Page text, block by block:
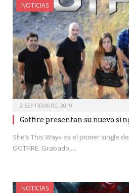
NOTICIAS
2 SEPTIEMBRE, 2019
Gotfire presentan su nuevo
She’s This Way» es el primer single
GOTFIRE. Grabado,…
NOTICIAS